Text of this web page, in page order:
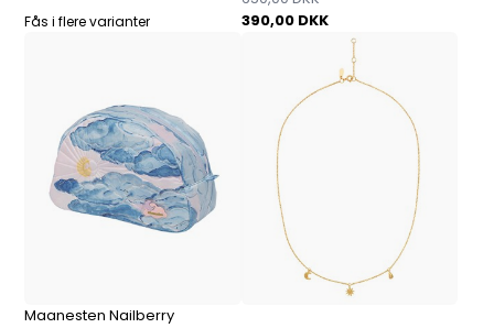
Fås i flere varianter 390,00 DKK
Maanesten Nailberry